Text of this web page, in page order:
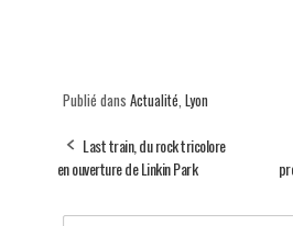
Publié dans Actualité Lyon
Last train, du rock tricolore
en ouverture de Linkin Park